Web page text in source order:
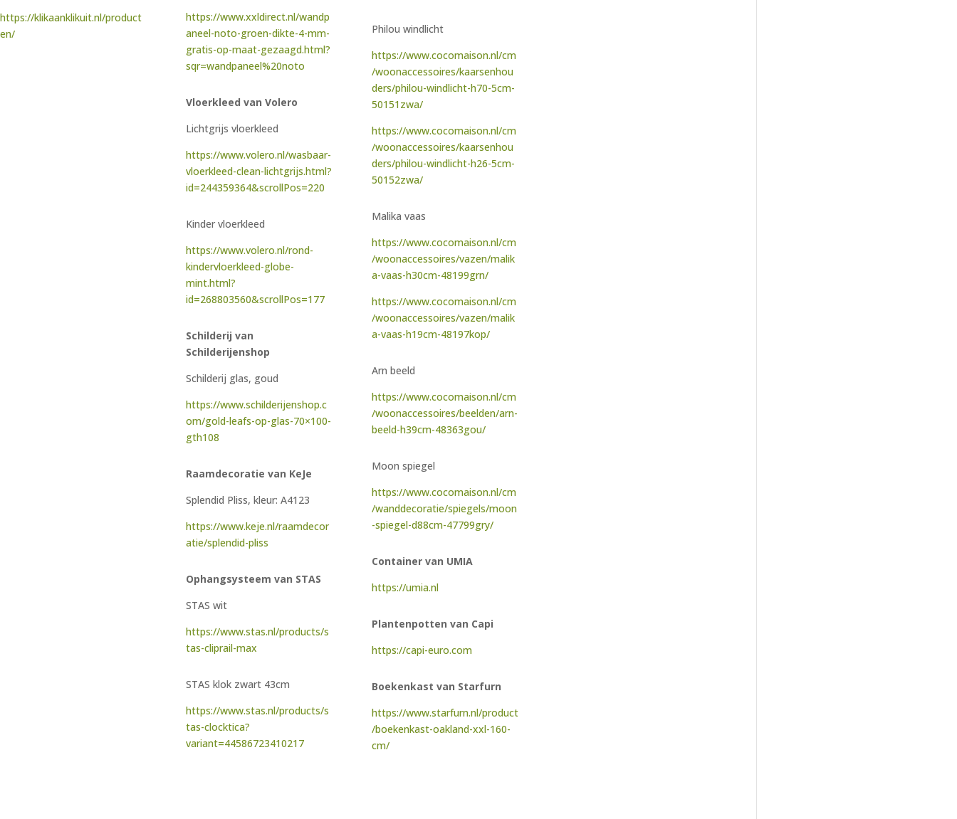
https://klikaanklikuit.nl/product
en/
https://www.xxldirect.nl/wandp
aneel-noto-groen-dikte-4-mm-
gratis-op-maat-gezaagd.html?
sqr=wandpaneel%20noto
Vloerkleed van Volero
Lichtgrijs vloerkleed
https://www.volero.nl/wasbaar-
vloerkleed-clean-lichtgrijs.html?
id=244359364&scrollPos=220
Kinder vloerkleed
https://www.volero.nl/rond-
kindervloerkleed-globe-
mint.html?
id=268803560&scrollPos=177
Schilderij van
Schilderijenshop
Schilderij glas, goud
https://www.schilderijenshop.c
om/gold-leafs-op-glas-70×100-
gth108
Raamdecoratie van KeJe
Splendid Pliss, kleur: A4123
https://www.keje.nl/raamdecor
atie/splendid-pliss
Ophangsysteem van STAS
STAS wit
https://www.stas.nl/products/s
tas-cliprail-max
STAS klok zwart 43cm
https://www.stas.nl/products/s
tas-clocktica?
variant=44586723410217
Philou windlicht
https://www.cocomaison.nl/cm
/woonaccessoires/kaarsenhou
ders/philou-windlicht-h70-5cm-
50151zwa/
https://www.cocomaison.nl/cm
/woonaccessoires/kaarsenhou
ders/philou-windlicht-h26-5cm-
50152zwa/
Malika vaas
https://www.cocomaison.nl/cm
/woonaccessoires/vazen/malik
a-vaas-h30cm-48199grn/
https://www.cocomaison.nl/cm
/woonaccessoires/vazen/malik
a-vaas-h19cm-48197kop/
Arn beeld
https://www.cocomaison.nl/cm
/woonaccessoires/beelden/arn-
beeld-h39cm-48363gou/
Moon spiegel
https://www.cocomaison.nl/cm
/wanddecoratie/spiegels/moon
-spiegel-d88cm-47799gry/
Container van UMIA
https://umia.nl
Plantenpotten van Capi
https://capi-euro.com
Boekenkast van Starfurn
https://www.starfurn.nl/product
/boekenkast-oakland-xxl-160-
cm/